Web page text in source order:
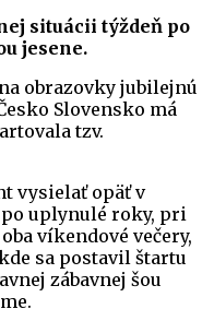
situácii týždeň po
jesene.
obrazovky jubilejnú
Slovensko má
tzv.
vysielať opäť v
po uplynulé roky, pri
víkendové večery,
sa postavil štartu
zábavnej šou